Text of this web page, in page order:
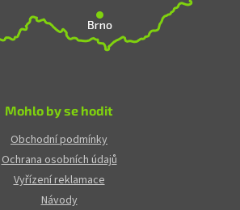
Mohlo by se hodit
Obchodní podmínky
Ochrana osobních údajů
Vyřízení reklamace
Návody